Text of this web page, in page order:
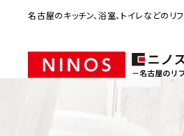
名古屋のキッチン、浴室、トイレなどのリ